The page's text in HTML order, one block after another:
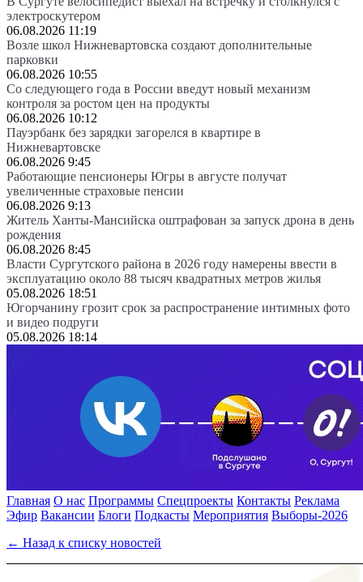
электроскутером
06.08.2026 11:19
Возле школ Нижневартовска создают дополнительные
парковки
06.08.2026 10:55
Со следующего года в России введут новый механизм
контроля за ростом цен на продукты
06.08.2026 10:12
Пауэрбанк без зарядки загорелся в квартире в
Нижневартовске
06.08.2026 9:45
Работающие пенсионеры Югры в августе получат
увеличенные страховые пенсии
06.08.2026 9:13
Житель Ханты-Мансийска оштрафован за запуск дрона в день
рождения
06.08.2026 8:45
Власти Сургутского района в 2026 году намерены ввести в
эксплуатацию около 88 тысяч квадратных метров жилья
05.08.2026 18:51
Югорчанину грозит срок за распространение интимных фото
и видео подруги
05.08.2026 18:14
Главная О нас Программы Спецпроекты Контакты Реклама
Эфир Вакансии Блоги Подкасты Мероприятия Выборы-2026
← Назад к списку новостей